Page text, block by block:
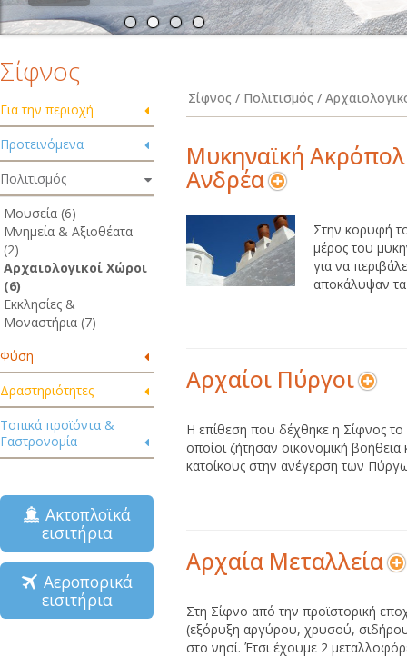
Σίφνος
Για την περιοχή
Προτεινόμενα
Πολιτισμός
Μουσεία (6)
Μνημεία & Αξιοθέατα
(2)
Αρχαιολογικοί Χώροι
(6)
Εκκλησίες &
Μοναστήρια (7)
Φύση
Δραστηριότητες
Τοπικά προϊόντα &
Γαστρονομία
Ακτοπλοϊκά
εισιτήρια
Αεροπορικά
εισιτήρια
Σίφνος / Πολιτισμός /
Μυκηναϊκή
Ανδρέα
Στην κορυφή
μέρος του
για να
αποκάλυψαν τα
Αρχαίοι Πύργοι
Η επίθεση που δέχθηκε η Σίφνος
οποίοι ζήτησαν οικονομική
κατοίκους στην ανέγερση των
Αρχαία Μεταλλεία
Στη Σίφνο από την προϊστορική
(εξόρυξη αργύρου, χρυσού,
στο νησί. Έτσι έχουμε 2